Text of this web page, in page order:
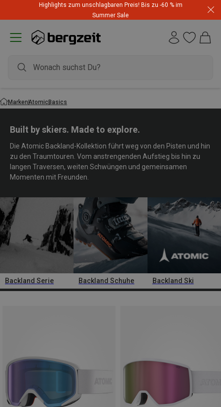
Highlights zum unschlagbaren Preis! Bis zu -60 % im
Summer Sale
MarkenAtomicBasics
Built by skiers. Made to explore.
Die Atomic Backland-Kollektion führt weg von den Pisten und hin
zu den Traumtouren. Vom anstrengenden Aufstieg bis hin zu
langen Traversen, weiten Schwüngen und gemeinsamen
Momenten mit Freunden.
Backland Serie Backland Schuhe Backland Ski